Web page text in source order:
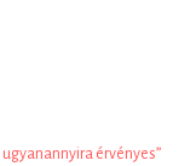
érvényes”